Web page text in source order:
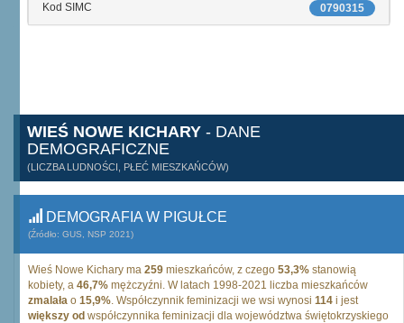
0790315
Kod SIMC
WIEŚ NOWE KICHARY - DANE
DEMOGRAFICZNE
(LICZBA LUDNOŚCI, PŁEĆ MIESZKAŃCÓW)
DEMOGRAFIA W PIGUŁCE
(Źródło: GUS, NSP 2021)
Wieś Nowe Kichary ma 259 mieszkańców, z czego 53,3% stanowią
kobiety, a 46,7% mężczyźni. W latach 1998-2021 liczba mieszkańców
zmalała o 15,9%. Współczynnik feminizacji we wsi wynosi 114 i jest
większy od współczynnika feminizacji dla województwa świętokrzyskiego